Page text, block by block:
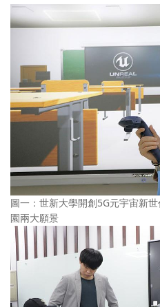
圖一：世新大學開創5G元宇宙新
園兩大願景